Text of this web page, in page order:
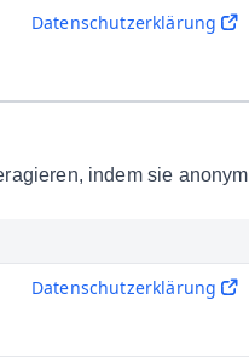
Datenschutzerklärung
indem sie anonym
Datenschutzerklärung